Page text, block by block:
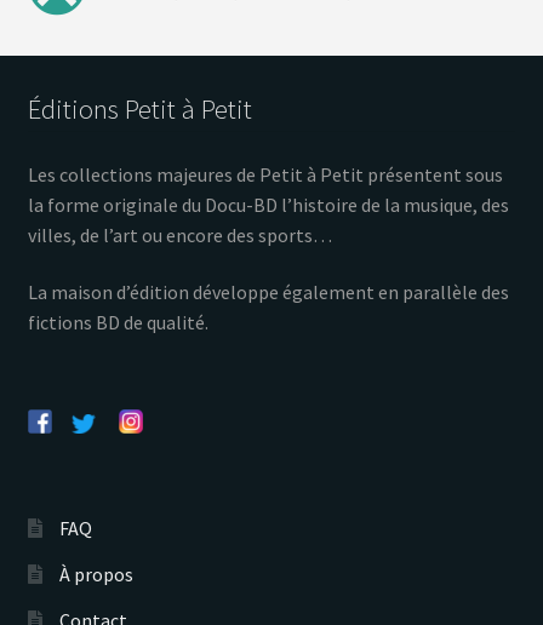
Éditions Petit à Petit
Les collections majeures de Petit à Petit présentent sous
la forme originale du Docu-BD l’histoire de la musique, des
villes, de l’art ou encore des sports…
La maison d’édition développe également en parallèle des
fictions BD de qualité.
FAQ
À propos
Contact